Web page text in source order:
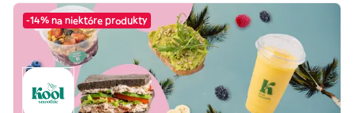
-14% na niektóre produkty